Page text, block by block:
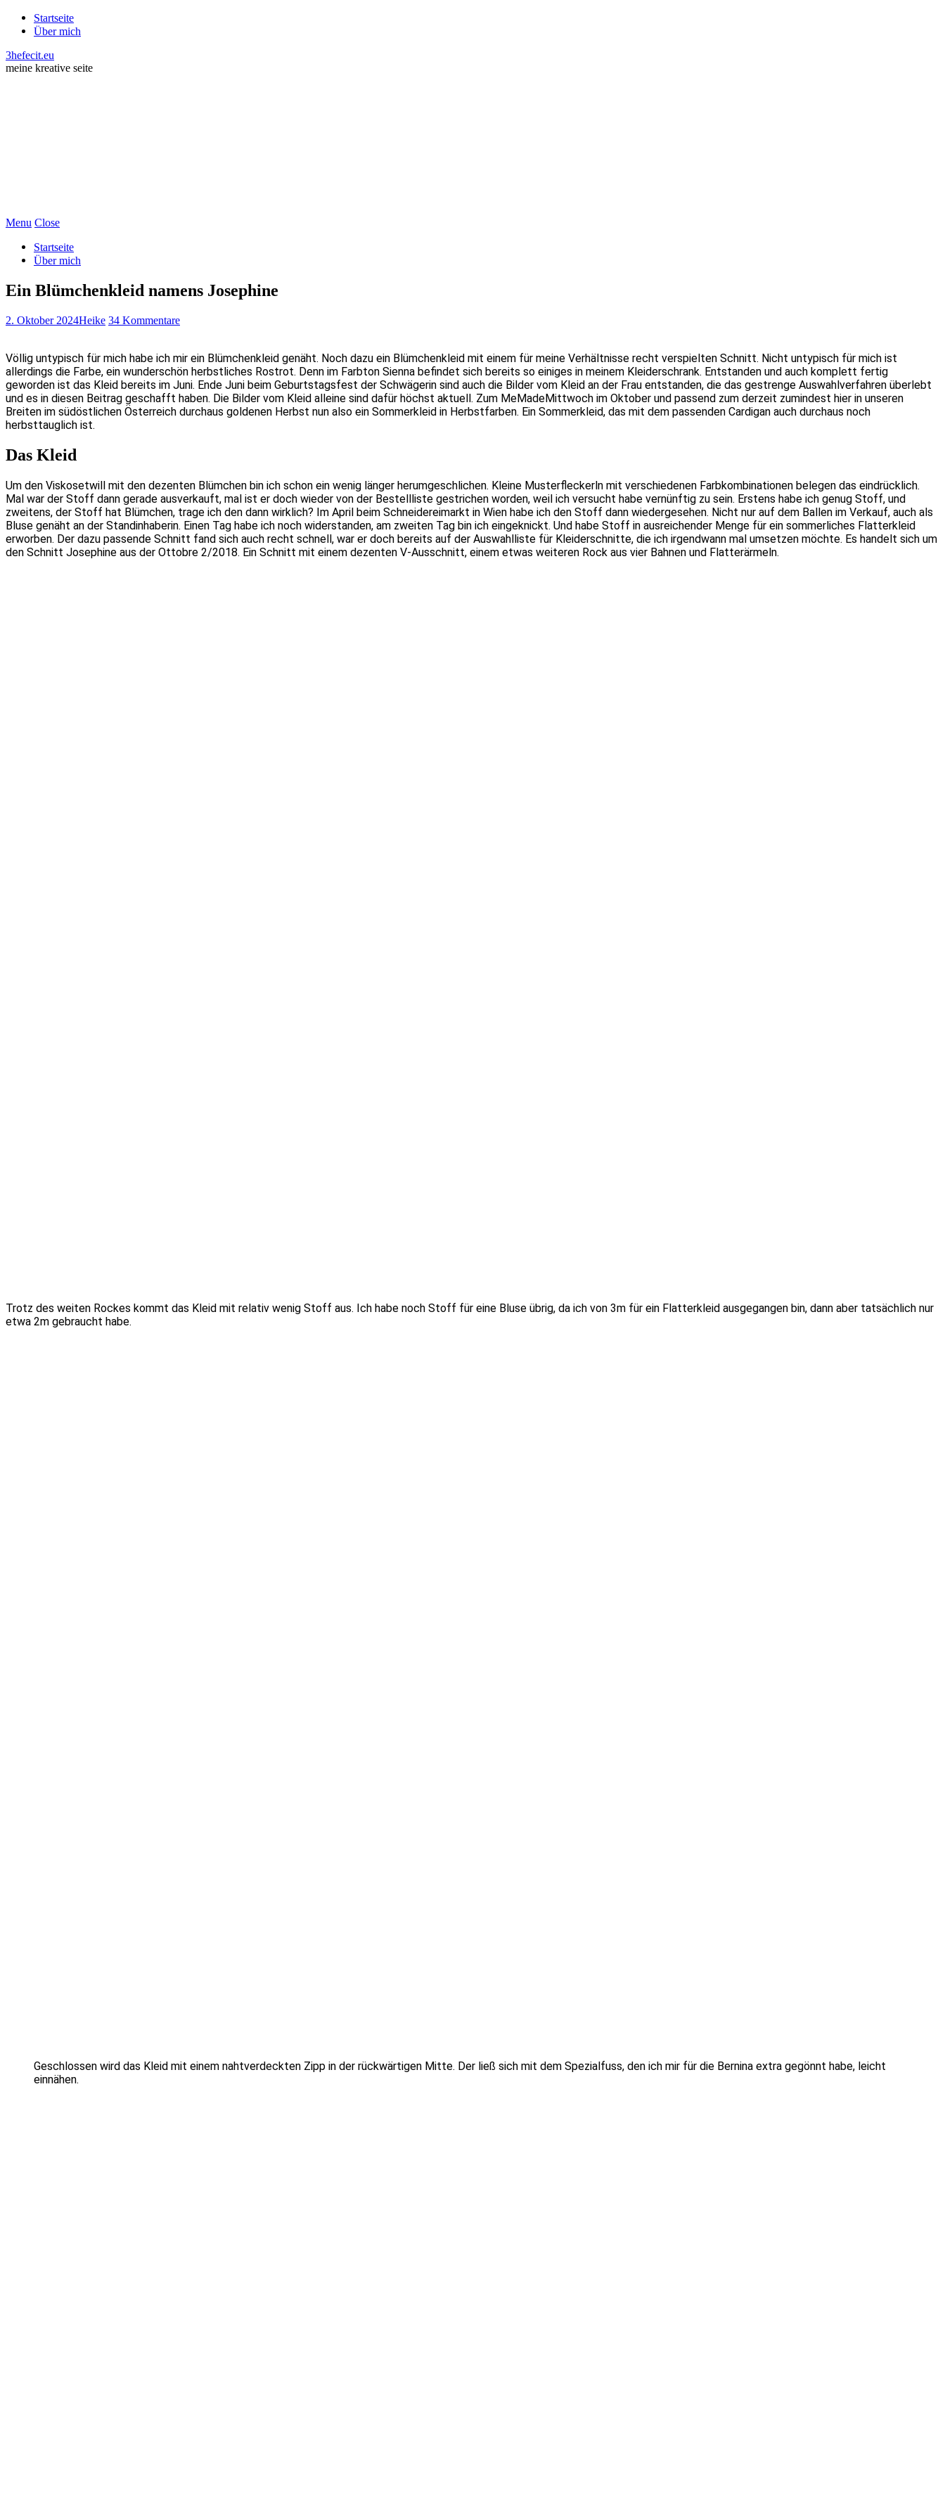
Startseite
Über mich
3hefecit.eu
meine kreative seite
Menu Close
Startseite
Über mich
Ein Blümchenkleid namens Josephine
2. Oktober 2024Heike 34 Kommentare
Völlig untypisch für mich habe ich mir ein Blümchenkleid genäht. Noch dazu ein Blümchenkleid mit einem für meine Verhältnisse recht verspielten Schnitt. Nicht untypisch für mich ist
allerdings die Farbe, ein wunderschön herbstliches Rostrot. Denn im Farbton Sienna befindet sich bereits so einiges in meinem Kleiderschrank. Entstanden und auch komplett fertig
geworden ist das Kleid bereits im Juni. Ende Juni beim Geburtstagsfest der Schwägerin sind auch die Bilder vom Kleid an der Frau entstanden, die das gestrenge Auswahlverfahren überlebt
und es in diesen Beitrag geschafft haben. Die Bilder vom Kleid alleine sind dafür höchst aktuell. Zum MeMadeMittwoch im Oktober und passend zum derzeit zumindest hier in unseren
Breiten im südöstlichen Österreich durchaus goldenen Herbst nun also ein Sommerkleid in Herbstfarben. Ein Sommerkleid, das mit dem passenden Cardigan auch durchaus noch
herbsttauglich ist.
Das Kleid
Um den Viskosetwill mit den dezenten Blümchen bin ich schon ein wenig länger herumgeschlichen. Kleine Musterfleckerln mit verschiedenen Farbkombinationen belegen das eindrücklich.
Mal war der Stoff dann gerade ausverkauft, mal ist er doch wieder von der Bestellliste gestrichen worden, weil ich versucht habe vernünftig zu sein. Erstens habe ich genug Stoff, und
zweitens, der Stoff hat Blümchen, trage ich den dann wirklich? Im April beim Schneidereimarkt in Wien habe ich den Stoff dann wiedergesehen. Nicht nur auf dem Ballen im Verkauf, auch als
Bluse genäht an der Standinhaberin. Einen Tag habe ich noch widerstanden, am zweiten Tag bin ich eingeknickt. Und habe Stoff in ausreichender Menge für ein sommerliches Flatterkleid
erworben. Der dazu passende Schnitt fand sich auch recht schnell, war er doch bereits auf der Auswahlliste für Kleiderschnitte, die ich irgendwann mal umsetzen möchte. Es handelt sich um
den Schnitt Josephine aus der Ottobre 2/2018. Ein Schnitt mit einem dezenten V-Ausschnitt, einem etwas weiteren Rock aus vier Bahnen und Flatterärmeln.
Trotz des weiten Rockes kommt das Kleid mit relativ wenig Stoff aus. Ich habe noch Stoff für eine Bluse übrig, da ich von 3m für ein Flatterkleid ausgegangen bin, dann aber tatsächlich nur
etwa 2m gebraucht habe.
Geschlossen wird das Kleid mit einem nahtverdeckten Zipp in der rückwärtigen Mitte. Der ließ sich mit dem Spezialfuss, den ich mir für die Bernina extra gegönnt habe, leicht
einnähen.